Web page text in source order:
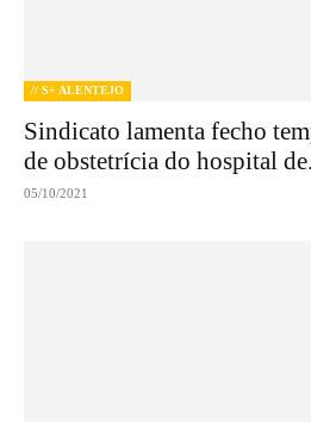
// S+ ALENTEJO
Sindicato lamenta fecho
de obstetrícia do hospital
05/10/2021